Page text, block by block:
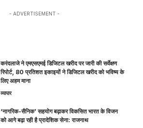
- ADVERTISEMENT -
करंदलाजे ने एमएसएमई डिजिटल खरीद पर जारी की सर्वेक्षण
रिपोर्ट, 80 प्रतिशत इकाइयों ने डिजिटल खरीद को भविष्य के
लिए अहम माना
व्यापार
‘नागरिक-सैनिक’ सहयोग बढ़ाकर विकसित भारत के विजन
को आगे बढ़ा रही है प्रादेशिक सेना: राजनाथ